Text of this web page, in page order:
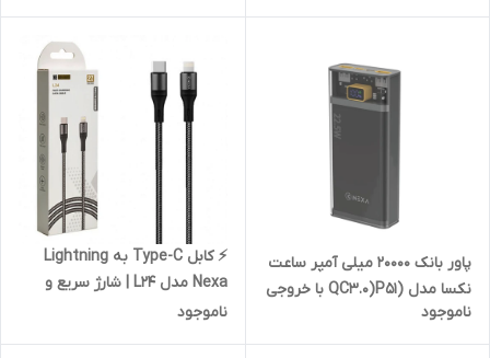
پاور بانک 20000 میلی آمپر ساعت
نکسا مدل (QC3.0)P51 با خروجی
22.5 واتی گارانتی فعال
ناموجود
⚡ کابل Type-C به Lightning
Nexa مدل L24 | شارژ سریع و
مطمئن برای دستگاه‌های اپل
ناموجود